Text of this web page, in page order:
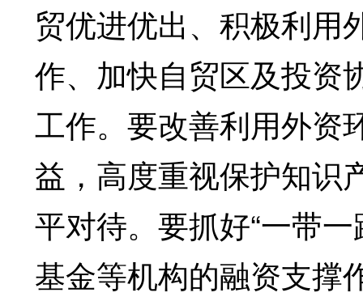
贸优进优出、积极利用
作、加快自贸区及投资
工作。要改善利用外资
益，高度重视保护知识
平对待。要抓好“一带
基金等机构的融资支撑